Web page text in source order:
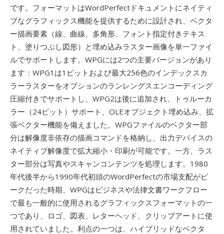
です。フォーマットはWordPerfectドキュメントにネイティ
ブなグラフィックス機能を提供するために設計され、ベクタ
ー描画要素（線、曲線、多角形、フォント指定付きテキス
ト、塗りつぶし図形）と埋め込みラスター画像を単一ファイ
ルでサポートします。WPGには2つの主要バージョンがあり
ます：WPG1は1ビットおよび最大256色のインデックスカ
ラーラスターをオプションのランレングスエンコーディング
圧縮付きでサポートし、WPG2は後に追加され、トゥルーカ
ラー（24ビット）サポート、OLEオブジェクト埋め込み、拡
張ベクター機能を備えました。WPGファイルのベクター部
分は解像度非依存の描画コマンドを格納し、出力デバイスの
ネイティブ解像度で拡大縮小・印刷が可能です。一方、ラス
ター部分は写真やスキャンコンテンツを処理します。1980
年代後半から1990年代初頭のWordPerfectの市場支配がピ
ークだった時期、WPGはビジネスや法律文書ワークフロー
で最も一般的に使用されるグラフィックスフォーマットの一
つであり、ロゴ、図表、レターヘッド、クリップアートに使
用されていました。利点の一つは、ハイブリッドなベクタ